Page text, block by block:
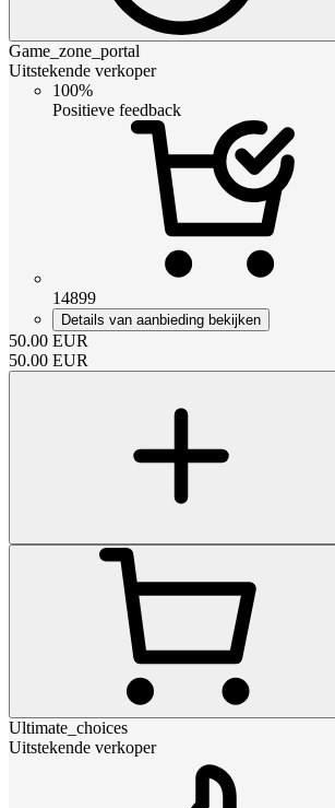
Game_zone_portal
Uitstekende verkoper
100%
Positieve feedback
14899
Details van aanbieding bekijken
50.00 EUR
50.00 EUR
Ultimate_choices
Uitstekende verkoper